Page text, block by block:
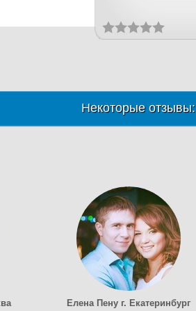
Некоторые отзывы:
Елена Пену г. Екатеринбург